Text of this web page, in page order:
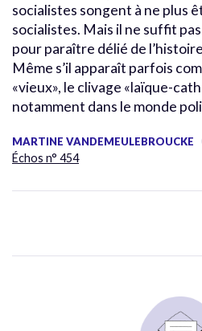
socialistes songent à ne plus
socialistes. Mais il ne suffit
pour paraître délié de
Même s’il apparaît parfois
«vieux», le clivage «laïque-
notamment dans le monde
MARTINE VANDEMEULEBROUCKE
Échos n° 454